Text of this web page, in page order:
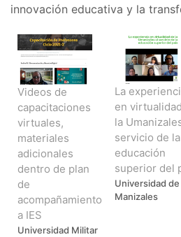
innovación educativa y la
Videos de
capacitaciones
virtuales,
materiales
adicionales
dentro de plan
de
acompañamiento
a IES
Universidad Militar
La
en
la
servicio de la
educación
superior del
Universidad de
Manizales